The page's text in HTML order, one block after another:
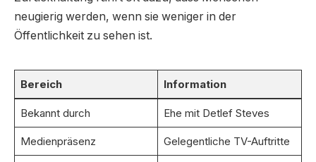
neugierig werden, wenn sie weniger in der
Öffentlichkeit zu sehen ist.
Bereich Information
Bekannt durch Ehe mit Detlef Steves
Medienpräsenz Gelegentliche TV-Auftritte